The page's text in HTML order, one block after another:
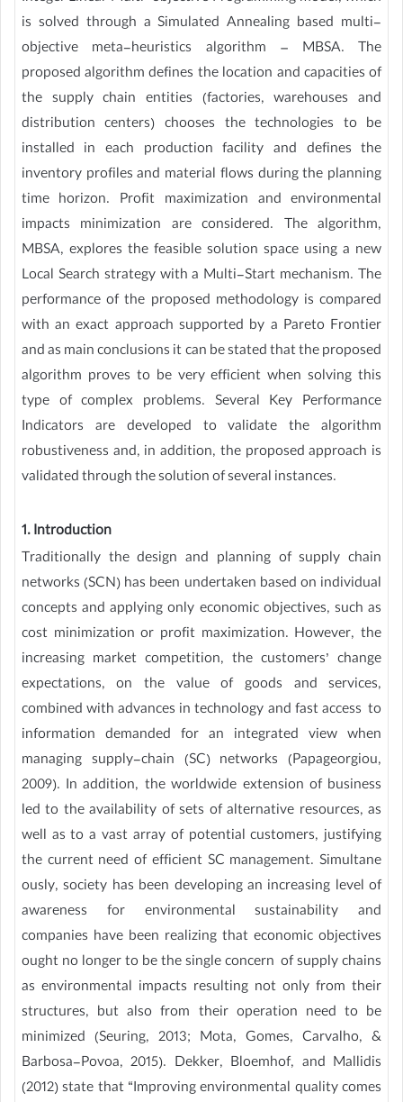
is solved through a Simulated Annealing based multi-
objective meta-heuristics algorithm – MBSA. The
proposed algorithm defines the location and capacities of
the supply chain entities (factories, warehouses and
distribution centers) chooses the technologies to be
installed in each production facility and defines the
inventory profiles and material flows during the planning
time horizon. Profit maximization and environmental
impacts minimization are considered. The algorithm,
MBSA, explores the feasible solution space using a new
Local Search strategy with a Multi-Start mechanism. The
performance of the proposed methodology is compared
with an exact approach supported by a Pareto Frontier
and as main conclusions it can be stated that the proposed
algorithm proves to be very efficient when solving this
type of complex problems. Several Key Performance
Indicators are developed to validate the algorithm
robustiveness and, in addition, the proposed approach is
validated through the solution of several instances.
1. Introduction
Traditionally the design and planning of supply chain
networks (SCN) has been undertaken based on individual
concepts and applying only economic objectives, such as
cost minimization or profit maximization. However, the
increasing market competition, the customers’ change
expectations, on the value of goods and services,
combined with advances in technology and fast access to
information demanded for an integrated view when
managing supply-chain (SC) networks (Papageorgiou,
2009). In addition, the worldwide extension of business
led to the availability of sets of alternative resources, as
well as to a vast array of potential customers, justifying
the current need of efficient SC management. Simultane
ously, society has been developing an increasing level of
awareness for environmental sustainability and
companies have been realizing that economic objectives
ought no longer to be the single concern of supply chains
as environmental impacts resulting not only from their
structures, but also from their operation need to be
minimized (Seuring, 2013; Mota, Gomes, Carvalho, &
Barbosa-Povoa, 2015). Dekker, Bloemhof, and Mallidis
(2012) state that “Improving environmental quality comes